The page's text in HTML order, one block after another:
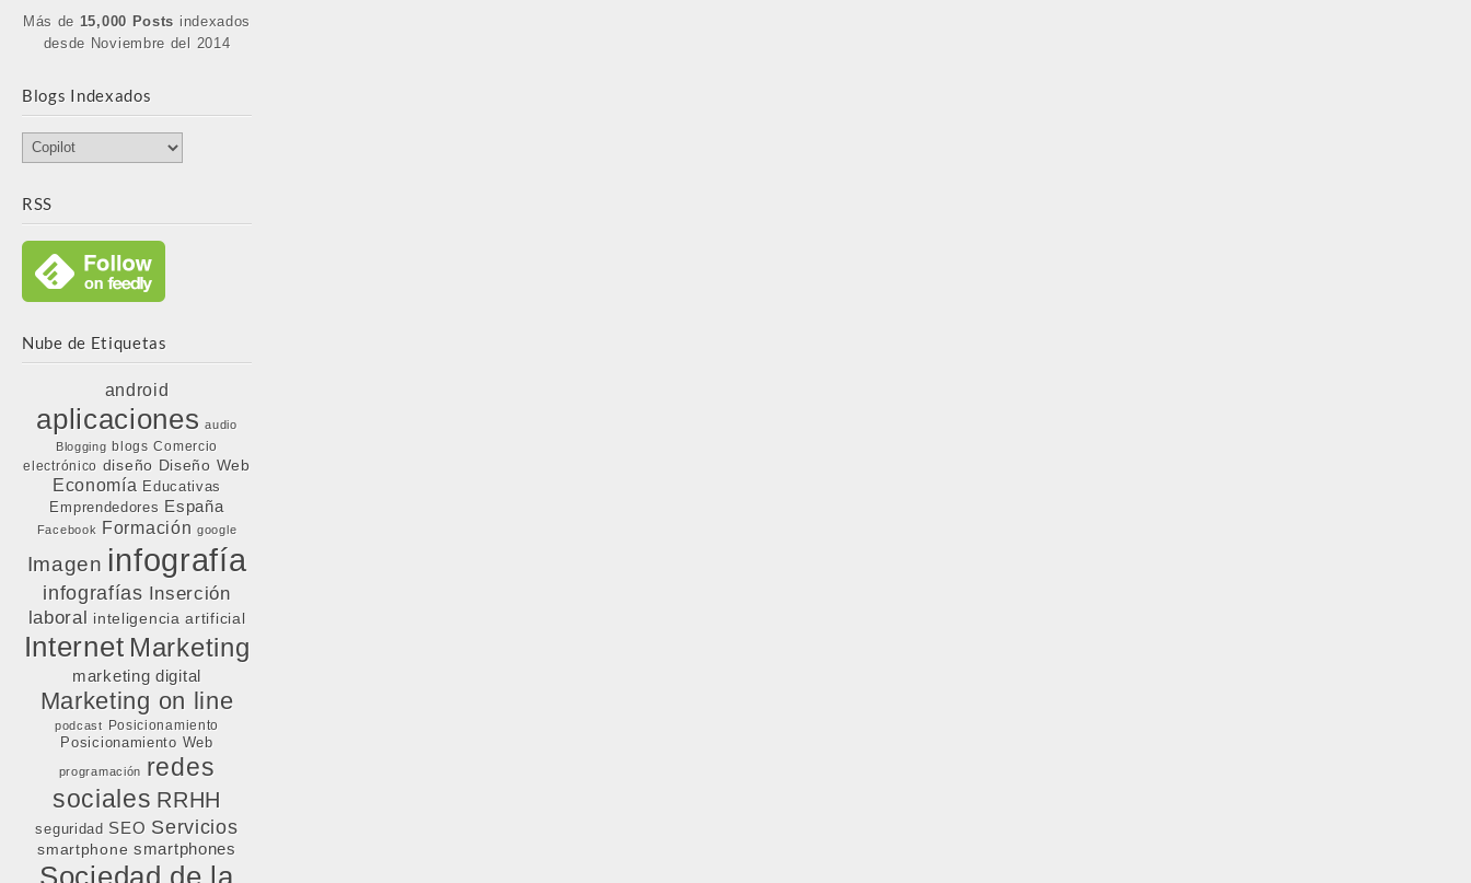
Más de 15,000 Posts indexados
desde Noviembre del 2014
Blogs Indexados
Blogs
Indexados
RSS
Nube de Etiquetas
android
aplicaciones audio
Blogging blogs Comercio
electrónico diseño Diseño Web
Economía Educativas
Emprendedores España
Facebook Formación google
Imagen infografía
infografías Inserción
laboral inteligencia artificial
Internet Marketing
marketing digital
Marketing on line
podcast
Posicionamiento
Posicionamiento Web
programación redes
sociales RRHH
seguridad SEO Servicios
smartphone smartphones
Sociedad de la